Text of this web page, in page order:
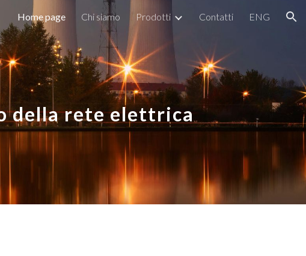
navigation
Home page Chi siamo Prodotti Contatti ENG
della rete elettrica